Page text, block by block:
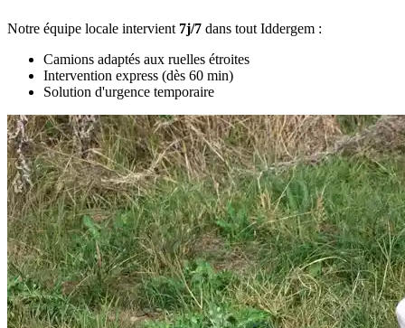
Notre équipe locale intervient 7j/7 dans tout Iddergem :
Camions adaptés aux ruelles étroites
Intervention express (dès 60 min)
Solution d'urgence temporaire